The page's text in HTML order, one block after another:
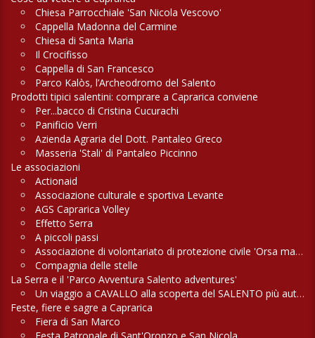
Chiesa Parrocchiale 'San Nicola Vescovo'
Cappella Madonna del Carmine
Chiesa di Santa Maria
Il Crocifisso
Cappella di San Francesco
Parco Kalòs, l’Archeodromo del Salento
Prodotti tipici salentini: comprare a Caprarica conviene
Per...bacco di Cristina Cucurachi
Panificio Verri
Azienda Agraria del Dott. Pantaleo Greco
Masseria 'Stali' di Pantaleo Piccinno
Le associazioni
Actionaid
Associazione culturale e sportiva Levante
AGS Caprarica Volley
Effetto Serra
A piccoli passi
Associazione di volontariato di protezione civile 'Orsa maggiore'
Compagnia delle stelle
La Serra e il 'Parco Avventura Salento adventures'
Un viaggio a CAVALLO alla scoperta del SALENTO più autentico
Feste, fiere e sagre a Caprarica
Fiera di San Marco
Festa Patronale di Sant'Oronzo e San Nicola